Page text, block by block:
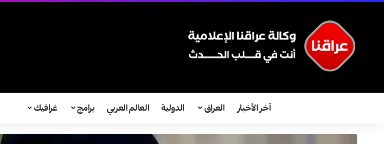
آخر الأخبار العراق الدولية العالم العربي برامج غرافيك